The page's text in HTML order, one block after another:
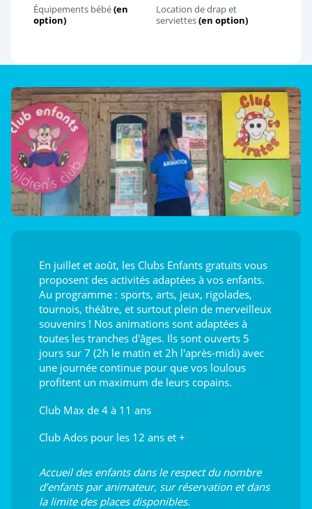
Équipements bébé(en
option)
Location de drap et
serviettes(en option)
En juillet et août, les Clubs Enfants gratuits vous
proposent des activités adaptées à vos enfants.
Au programme : sports, arts, jeux, rigolades,
tournois, théâtre, et surtout plein de merveilleux
souvenirs ! Nos animations sont adaptées à
toutes les tranches d'âges. Ils sont ouverts 5
jours sur 7 (2h le matin et 2h l'après-midi) avec
une journée continue pour que vos loulous
profitent un maximum de leurs copains.
Club Max de 4 à 11 ans
Club Ados pour les 12 ans et +
Accueil des enfants dans le respect du nombre
d’enfants par animateur, sur réservation et dans
la limite des places disponibles.